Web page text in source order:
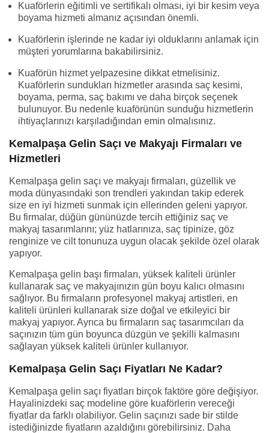
Kuaförlerin eğitimli ve sertifikalı olması, iyi bir kesim veya
boyama hizmeti almanız açısından önemli.
Kuaförlerin işlerinde ne kadar iyi olduklarını anlamak için
müşteri yorumlarına bakabilirsiniz.
Kuaförün hizmet yelpazesine dikkat etmelisiniz.
Kuaförlerin sundukları hizmetler arasında saç kesimi,
boyama, perma, saç bakımı ve daha birçok seçenek
bulunuyor. Bu nedenle kuaförünün sunduğu hizmetlerin
ihtiyaçlarınızı karşıladığından emin olmalısınız.
Kemalpaşa Gelin Saçı ve Makyajı Firmaları ve
Hizmetleri
Kemalpaşa gelin saçı ve makyajı firmaları, güzellik ve
moda dünyasındaki son trendleri yakından takip ederek
size en iyi hizmeti sunmak için ellerinden geleni yapıyor.
Bu firmalar, düğün gününüzde tercih ettiğiniz saç ve
makyaj tasarımlarını; yüz hatlarınıza, saç tipinize, göz
renginize ve cilt tonunuza uygun olacak şekilde özel olarak
yapıyor.
Kemalpaşa gelin başı firmaları, yüksek kaliteli ürünler
kullanarak saç ve makyajınızın gün boyu kalıcı olmasını
sağlıyor. Bu firmaların profesyonel makyaj artistleri, en
kaliteli ürünleri kullanarak size doğal ve etkileyici bir
makyaj yapıyor. Ayrıca bu firmaların saç tasarımcıları da
saçınızın tüm gün boyunca düzgün ve şekilli kalmasını
sağlayan yüksek kaliteli ürünler kullanıyor.
Kemalpaşa Gelin Saçı Fiyatları Ne Kadar?
Kemalpaşa gelin saçı fiyatları birçok faktöre göre değişiyor.
Hayalinizdeki saç modeline göre kuaförlerin vereceği
fiyatlar da farklı olabiliyor. Gelin saçınızı sade bir stilde
istediğinizde fiyatların azaldığını görebilirsiniz. Daha